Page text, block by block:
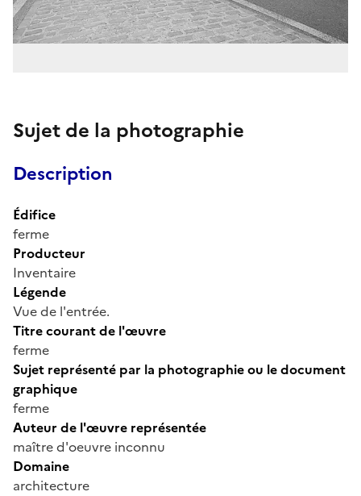
Sujet de la photographie
Description
Édifice
ferme
Producteur
Inventaire
Légende
Vue de l'entrée.
Titre courant de l'œuvre
ferme
Sujet représenté par la photographie ou le document
graphique
ferme
Auteur de l'œuvre représentée
maître d'oeuvre inconnu
Domaine
architecture